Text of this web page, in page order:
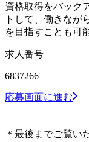
資格取得をバック
トして、働きなが
を目指すことも可
求人番号
6837266
応募画面に進む
＊最後までご覧い